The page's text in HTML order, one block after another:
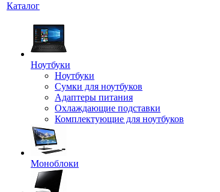
Каталог
Ноутбуки
Ноутбуки
Сумки для ноутбуков
Адаптеры питания
Охлаждающие подставки
Комплектующие для ноутбуков
Моноблоки